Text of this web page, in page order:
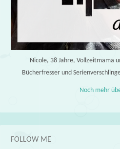
Nicole, 38 Jahre, Vollzeitmama
Bücherfresser und
Noch mehr
FOLLOW ME